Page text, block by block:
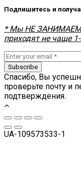
Подпишитесь и
* Мы НЕ
приходят не чаще
Subscribe
Спасибо, Вы
проверьте почту и
подтверждения.
UA-109573533-1